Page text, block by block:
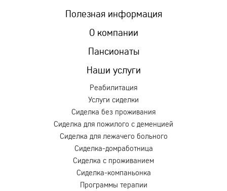
Пансионаты
Наши услуги
Реабилитация
Услуги сиделки
Сиделка без проживания
Сиделка для пожилого с деменцией
Сиделка для лежачего больного
Сиделка-домработница
Сиделка с проживанием
Сиделка-компаньонка
Программы терапии
Полезная информация
О компании